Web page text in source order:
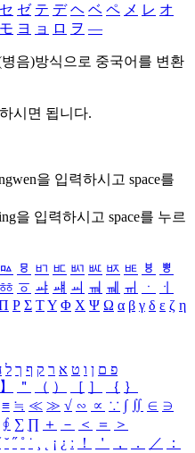
セ ゼ テ デ ヘ ベ ペ メ レ オ
モ ヨ ョ ロ ヲ ―
음)방식으로 중국어를 변환
시면 됩니다.
을 입력하시고 space를
을 입력하시고 space를 누르
ㅰ ㅱ ㅲ ㅳ ㅴ ㅵ ㅶ ㅷ ㅸ
ㅹ
ㆅ ㆆ ㆇ ㆈ ㆉ ㆊ ㆋ ㆌ ㆍ
ㆎ
Ρ Σ ΤΥ Φ Χ Ψ Ω α β γ δ ε ζ η
פ ם ן ו ט א ר ק ף ך ל
】 ＂ （ ） ［ ］ ｛ ｝
≡ ≒ ≪ ≫ √ ∽ ∝ ∵ ∫ ∬ ∈ ∋
∮ ∑ ∏ ＋ － ＜ ＝
＞
˘ ˝ ˚ ˙ ¸ ¡ ¿ ː ！ ＇ ， ． ／
：